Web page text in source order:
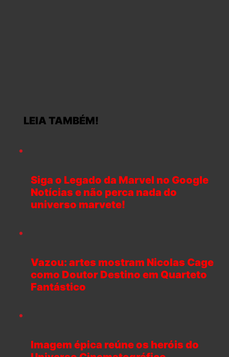
LEIA TAMBÉM!
Siga o Legado da Marvel no Google
Notícias e não perca nada do
universo marvete!
Vazou: artes mostram Nicolas Cage
como Doutor Destino em Quarteto
Fantástico
Imagem épica reúne os heróis do